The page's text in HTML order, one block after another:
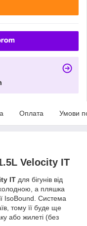
Оплата Умови
Velocity IT
IT для бігунів від
а пляшка
IsoBound. Система
тому її буде ще
або жилеті (без